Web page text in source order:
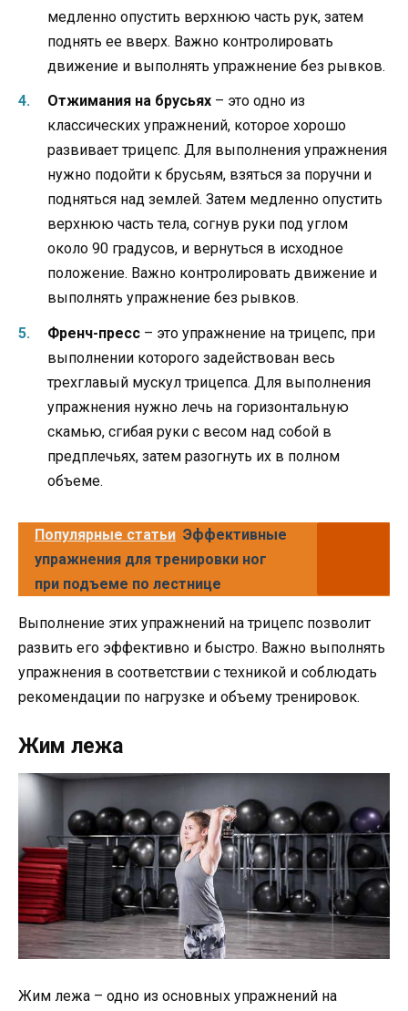
медленно опустить верхнюю часть рук, затем
поднять ее вверх. Важно контролировать
движение и выполнять упражнение без рывков.
Отжимания на брусьях – это одно из
классических упражнений, которое хорошо
развивает трицепс. Для выполнения упражнения
нужно подойти к брусьям, взяться за поручни и
подняться над землей. Затем медленно опустить
верхнюю часть тела, согнув руки под углом
около 90 градусов, и вернуться в исходное
положение. Важно контролировать движение и
выполнять упражнение без рывков.
Френч-пресс – это упражнение на трицепс, при
выполнении которого задействован весь
трехглавый мускул трицепса. Для выполнения
упражнения нужно лечь на горизонтальную
скамью, сгибая руки с весом над собой в
предплечьях, затем разогнуть их в полном
объеме.
Популярные статьи Эффективные
упражнения для тренировки ног
при подъеме по лестнице
Выполнение этих упражнений на трицепс позволит
развить его эффективно и быстро. Важно выполнять
упражнения в соответствии с техникой и соблюдать
рекомендации по нагрузке и объему тренировок.
Жим лежа
Жим лежа – одно из основных упражнений на